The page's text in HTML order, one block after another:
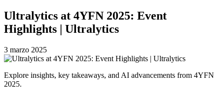
Ultralytics at 4YFN 2025: Event
Highlights | Ultralytics
3 marzo 2025
Explore insights, key takeaways, and AI advancements from 4YFN
2025.